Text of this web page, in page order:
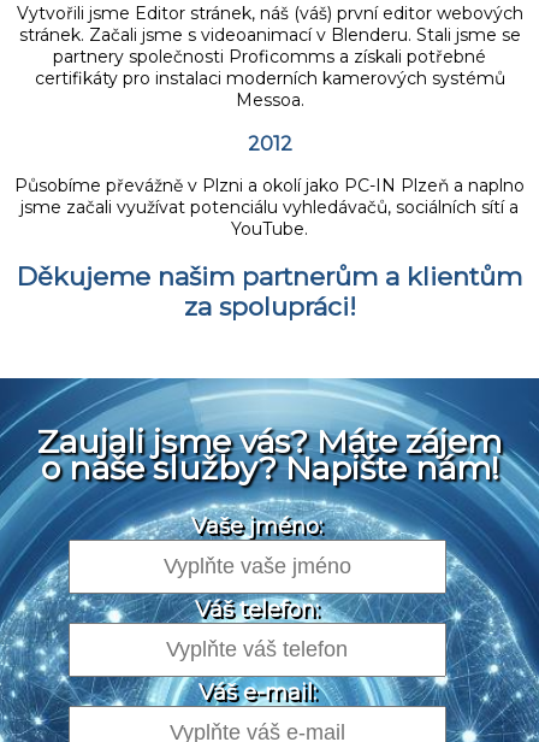
Vytvořili jsme Editor stránek, náš (váš) první editor webových
stránek. Začali jsme s videoanimací v Blenderu. Stali jsme se
partnery společnosti Proficomms a získali potřebné
certifikáty pro instalaci moderních kamerových systémů
Messoa.
2012
Působíme převážně v Plzni a okolí jako PC-IN Plzeň a naplno
jsme začali využívat potenciálu vyhledávačů, sociálních sítí a
YouTube.
Děkujeme našim partnerům a klientům
za spolupráci!
Zaujali jsme vás? Máte zájem
o naše služby? Napište nám!
Vaše jméno:
Váš telefon:
Váš e-mail: